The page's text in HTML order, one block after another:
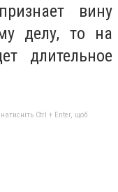
вину
делу, то на
длительное
Ctrl + Enter, щоб